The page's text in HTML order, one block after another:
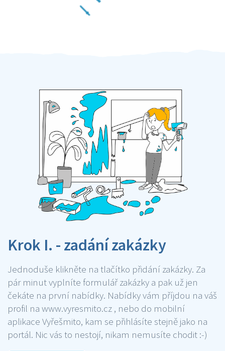
Krok I. - zadání zakázky
Jednoduše klikněte na tlačítko přidání zakázky. Za
pár minut vyplníte formulář zakázky a pak už jen
čekáte na první nabídky. Nabídky vám příjdou na váš
profil na www.vyresmito.cz , nebo do mobilní
aplikace Vyřešmito, kam se přihlásíte stejně jako na
portál. Nic vás to nestojí, nikam nemusíte chodit :-)